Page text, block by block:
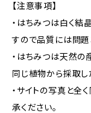
【注意事項】
・はちみつは白く結
すので品質には問題
・はちみつは天然の
同じ植物から採取し
・サイトの写真と全
承ください。